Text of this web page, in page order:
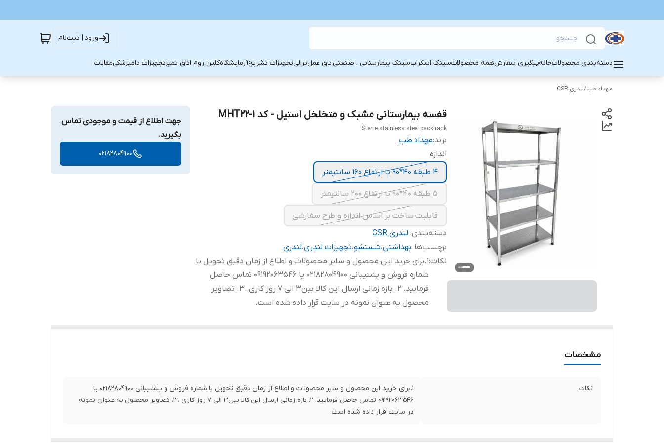
ورود | ثبت‌نام
دسته‌بندی محصولاتخانهپیگیری سفارشهمه محصولاتسینک اسکرابسینک بیمارستانی ، صنعتیاتاق عملترالیتجهیزات تشریحآزمایشگاهکلین روم اتاق تمیزتجهیزات دامپزشکیمقالات
مهداد طب/لندری CSR
قفسه بیمارستانی مشبک و متخلخل استیل - کد 1-MHT22
Sterile stainless steel pack rack
برند:مهداد طب
اندازه
4 طبقه 40*90 با ارتفاع 160 سانتیمتر
5 طبقه 40*90 با ارتفاع 200 سانتیمتر
قابلیت ساخت بر اساس اندازه و طرح سفارشی
دسته‌بندی: لندری CSR
برچسب‌ها :بهداشتی،شستشو،تجهیزات لندری،لندری
نکات: 1.برای خرید این محصول و سایر محصولات و اطلاع از زمان دقیق تحویل با
شماره فروش و پشتیبانی 02182804900 یا 09192063546 تماس حاصل
فرمایید. 2. بازه زمانی ارسال این کالا بین3 الی 7 روز کاری .3. تصاویر
محصول به عنوان نمونه در سایت قرار داده شده است.
جهت اطلاع از قیمت و موجودی تماس
بگیرید.
02182804900
مشخصات
نکات
1.برای خرید این محصول و سایر محصولات و اطلاع از زمان دقیق تحویل با شماره فروش و پشتیبانی 02182804900 یا
09192063546 تماس حاصل فرمایید. 2. بازه زمانی ارسال این کالا بین3 الی 7 روز کاری .3. تصاویر محصول به عنوان نمونه
در سایت قرار داده شده است.